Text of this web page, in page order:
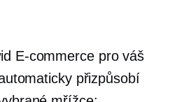
E-commercepro váš
přizpůsobí